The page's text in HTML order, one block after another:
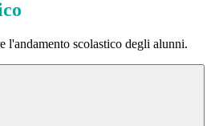
l'andamento scolastico degli alunni.